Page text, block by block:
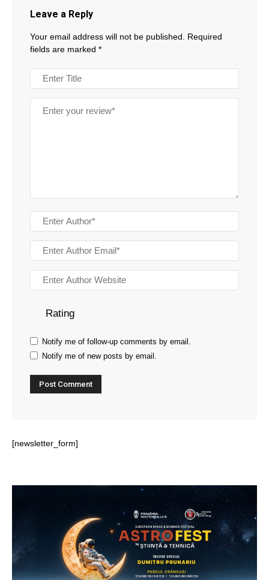
Leave a Reply
Your email address will not be published.
Required
fields are marked *
Rating
Notify me of follow-up comments by email.
Notify me of new posts by email.
[newsletter_form]